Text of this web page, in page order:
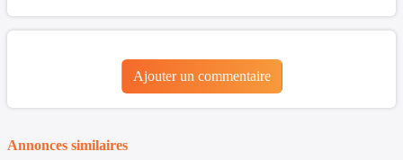
Ajouter un commentaire
Annonces similaires